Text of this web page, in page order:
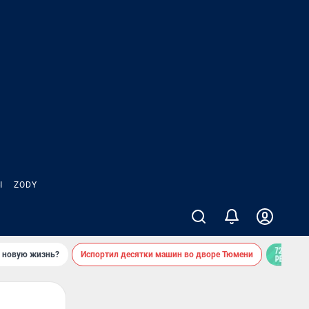
ZODY
новую жизнь? Испортил десятки машин во дворе Тюмени